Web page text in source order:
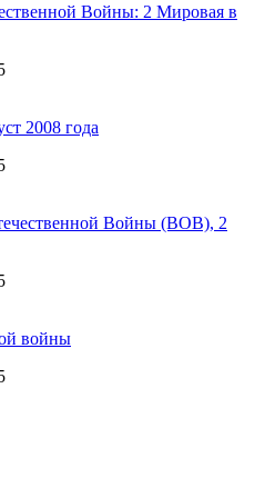
Войны: 2 Мировая в
2008 года
Войны (ВОВ), 2
войны